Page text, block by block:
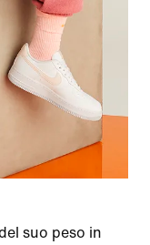
suo peso in